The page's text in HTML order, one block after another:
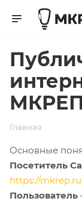
Главная
Основные
Посетитель
https://mkrep.ru
Пользователь